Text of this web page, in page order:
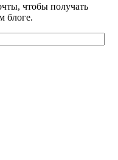
чтобы получать
блоге.